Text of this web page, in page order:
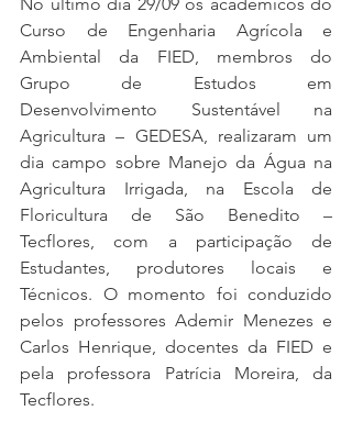
Curso de Engenharia Agrícola e
Ambiental da FIED, membros do
Grupo de Estudos em
Desenvolvimento Sustentável na
Agricultura – GEDESA, realizaram um
dia campo sobre Manejo da Água na
Agricultura Irrigada, na Escola de
Floricultura de São Benedito –
Tecflores, com a participação de
Estudantes, produtores locais e
Técnicos. O momento foi conduzido
pelos professores Ademir Menezes e
Carlos Henrique, docentes da FIED e
pela professora Patrícia Moreira, da
Tecflores.